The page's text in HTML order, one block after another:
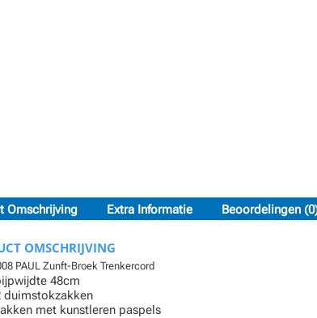
Omschrijving Extra Informatie Beoordelingen
OMSCHRIJVING
PAUL Zunft-Broek Trenkercord
48cm
duimstokzakken
met kunstleren paspels